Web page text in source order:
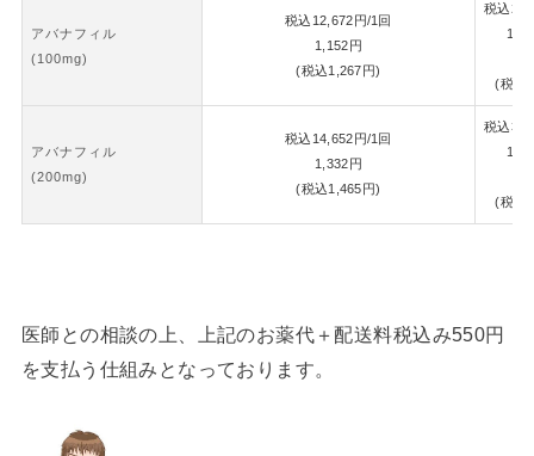
アバナフィル
(100mg)
税込 12,672円/1回
1,152円
(税込1,267円)
税込
1錠
(税込
アバナフィル
(200mg)
税込 14,652円/1回
1,332円
(税込1,465円)
税込
1錠
(税込
医師との相談の上、上記のお薬代＋配送料税込み550円
を支払う仕組みとなっております。